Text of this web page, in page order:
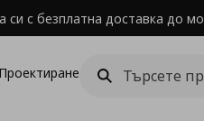
си с безплатна доставка до
Проектиране